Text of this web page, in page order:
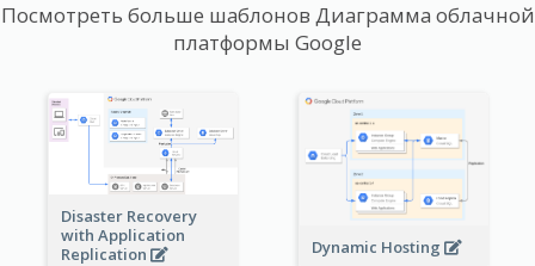
Посмотреть больше шаблонов Диаграмма облачной
платформы Google
Disaster Recovery
with Application
Replication
Dynamic Hosting